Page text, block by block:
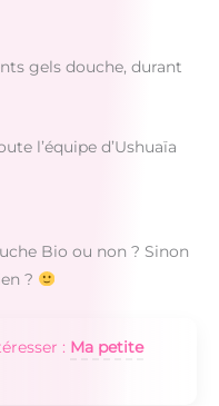
gels douche, durant
l’équipe d’Ushuaïa
Bio ou non ? Sinon
?
: Ma petite